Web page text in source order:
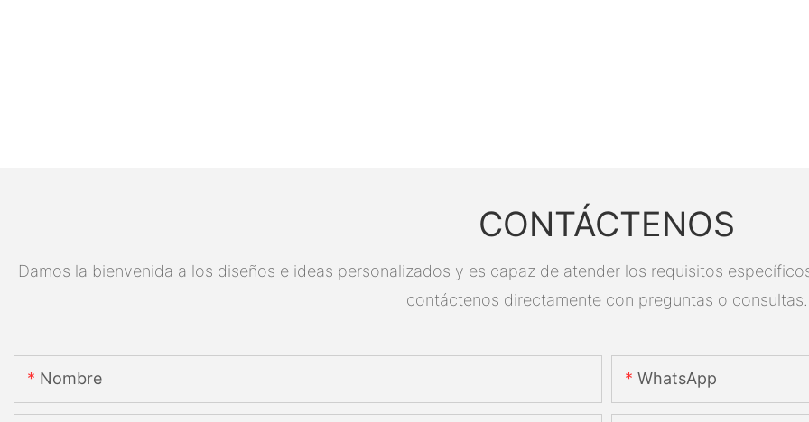
CONTÁCTENOS
Damos la bienvenida a los diseños e ideas personalizados y es capaz de atender los requisitos
contáctenos directamente con preguntas o consultas.
Nombre WhatsApp